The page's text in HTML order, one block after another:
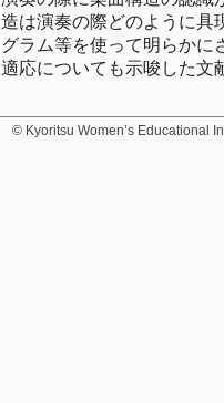
造は演奏の際どのように具
グラム等を使って明らかに
適応についても示唆した文